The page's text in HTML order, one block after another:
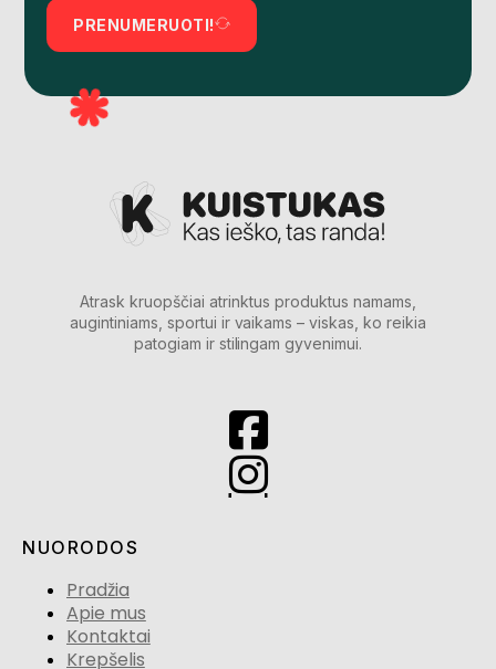
PRENUMERUOTI!
Atrask kruopščiai atrinktus produktus namams,
augintiniams, sportui ir vaikams – viskas, ko reikia
patogiam ir stilingam gyvenimui.
NUORODOS
Pradžia
Apie mus
Kontaktai
Krepšelis